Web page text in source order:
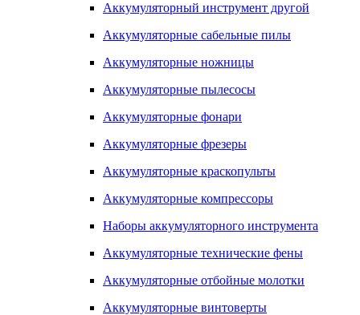
Аккумуляторный инструмент другой
Аккумуляторные сабельные пилы
Аккумуляторные ножницы
Аккумуляторные пылесосы
Аккумуляторные фонари
Аккумуляторные фрезеры
Аккумуляторные краскопульты
Аккумуляторные компрессоры
Наборы аккумуляторного инструмента
Аккумуляторные технические фены
Аккумуляторные отбойные молотки
Аккумуляторные винтоверты